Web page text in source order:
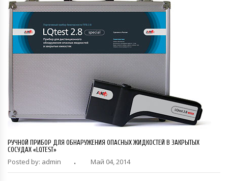
РУЧНОЙ ПРИБОР ДЛЯ ОБНАРУЖЕНИЯ ОПАСНЫХ ЖИДКОСТЕЙ В ЗАКРЫТЫХ
СОСУДАХ «LQTEST»
Posted by: admin Май 04, 2014